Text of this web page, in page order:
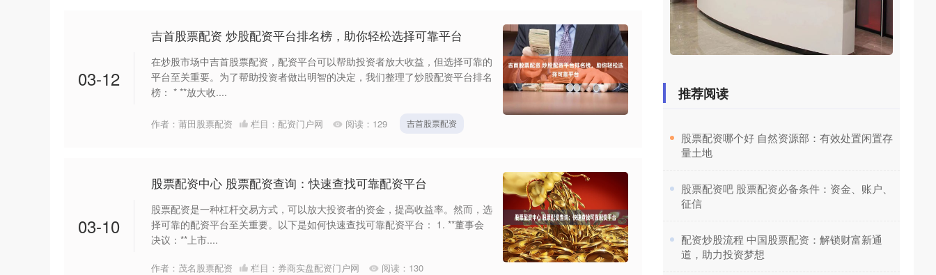
03-12
吉首股票配资 炒股配资平台排名榜，助你轻松选择可靠平台
在炒股市场中吉首股票配资，配资平台可以帮助投资者放大收益，但选择可靠的
平台至关重要。为了帮助投资者做出明智的决定，我们整理了炒股配资平台排名
榜： * **放大收....
作者：莆田股票配资 栏目： 配资门户网 阅读： 129 吉首股票配资
03-10
股票配资中心 股票配资查询：快速查找可靠配资平台
股票配资是一种杠杆交易方式，可以放大投资者的资金，提高收益率。然而，选
择可靠的配资平台至关重要。以下是如何快速查找可靠配资平台： 1. **董事会
决议：**上市....
作者：茂名股票配资 栏目： 券商实盘配资门户网 阅读： 130
推荐阅读
​股票配资哪个好 自然资源部：有效处置闲置存
量土地
​股票配资吧 股票配资必备条件：资金、账户、
征信
​配资炒股流程 中国股票配资：解锁财富新通
道，助力投资梦想